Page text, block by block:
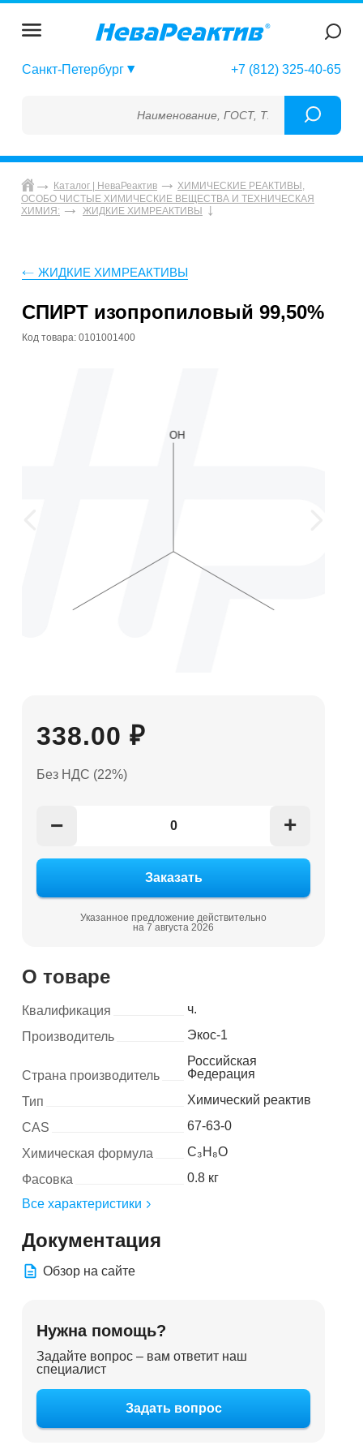
Санкт-Петербург +7 (812) 325-40-65
Наименование, ГОСТ, ТУ, ГСО, МСО, ОСО,
Каталог | НеваРеактив
ХИМИЧЕСКИЕ РЕАКТИВЫ,
ОСОБО ЧИСТЫЕ ХИМИЧЕСКИЕ ВЕЩЕСТВА И ТЕХНИЧЕСКАЯ
ХИМИЯ:
ЖИДКИЕ ХИМРЕАКТИВЫ
ЖИДКИЕ ХИМРЕАКТИВЫ
СПИРТ изопропиловый 99,50%
Код товара: 0101001400
338.00 ₽
Без НДС (22%)
− +
Указанное предложение действительно
на 7 августа 2026
О товаре
Квалификация
ч.
Производитель
Экос-1
Страна производитель
Российская
Федерация
Тип
Химический реактив
CAS
67-63-0
Химическая формула
C₃H₈O
Фасовка
0.8 кг
Все характеристики
Документация
Обзор на сайте
Нужна помощь?
Задайте вопрос – вам ответит наш
специалист
Задать вопрос